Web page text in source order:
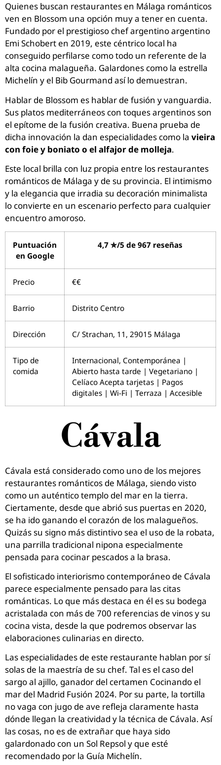
Quienes buscan restaurantes en Málaga románticos
ven en Blossom una opción muy a tener en cuenta.
Fundado por el prestigioso chef argentino argentino
Emi Schobert en 2019, este céntrico local ha
conseguido perfilarse como todo un referente de la
alta cocina malagueña. Galardones como la estrella
Michelín y el Bib Gourmand así lo demuestran.
Hablar de Blossom es hablar de fusión y vanguardia.
Sus platos mediterráneos con toques argentinos son
el epítome de la fusión creativa. Buena prueba de
dicha innovación la dan especialidades como la vieira
con foie y boniato o el alfajor de molleja.
Este local brilla con luz propia entre los restaurantes
románticos de Málaga y de su provincia. El intimismo
y la elegancia que irradia su decoración minimalista
lo convierte en un escenario perfecto para cualquier
encuentro amoroso.
Puntuación
en Google
4,7 ✮/5 de 967 reseñas
Precio €€
Barrio Distrito Centro
Dirección C/ Strachan, 11, 29015 Málaga
Tipo de
comida
Internacional, Contemporánea |
Abierto hasta tarde | Vegetariano |
Celíaco Acepta tarjetas | Pagos
digitales | Wi-Fi | Terraza | Accesible
Cávala
Cávala está considerado como uno de los mejores
restaurantes románticos de Málaga, siendo visto
como un auténtico templo del mar en la tierra.
Ciertamente, desde que abrió sus puertas en 2020,
se ha ido ganando el corazón de los malagueños.
Quizás su signo más distintivo sea el uso de la robata,
una parrilla tradicional nipona especialmente
pensada para cocinar pescados a la brasa.
El sofisticado interiorismo contemporáneo de Cávala
parece especialmente pensado para las citas
románticas. Lo que más destaca en él es su bodega
acristalada con más de 700 referencias de vinos y su
cocina vista, desde la que podremos observar las
elaboraciones culinarias en directo.
Las especialidades de este restaurante hablan por sí
solas de la maestría de su chef. Tal es el caso del
sargo al ajillo, ganador del certamen Cocinando el
mar del Madrid Fusión 2024. Por su parte, la tortilla
no vaga con jugo de ave refleja claramente hasta
dónde llegan la creatividad y la técnica de Cávala. Así
las cosas, no es de extrañar que haya sido
galardonado con un Sol Repsol y que esté
recomendado por la Guía Michelín.